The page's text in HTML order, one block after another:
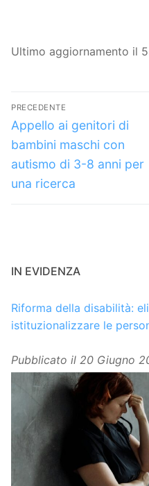
Ultimo aggiornamento il
Navigazione
articoli
PRECEDENTE
Articolo
precedente:
Appello ai genitori di
bambini maschi con
autismo di 3-8 anni per
una ricerca
IN EVIDENZA
Riforma della disabilità:
istituzionalizzare le
Pubblicato il 20 Giugno